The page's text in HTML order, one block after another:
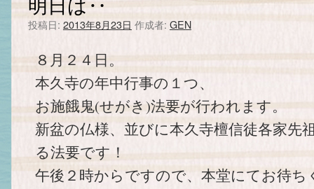
投稿日: 2013年8月23日 作成者: GEN
８月２４日。
本久寺の年中行事の１つ、
お施餓鬼(せがき)法要が行われます。
新盆の仏様、並びに本久寺檀信徒各家先
る法要です！
午後２時からですので、本堂にてお待ち